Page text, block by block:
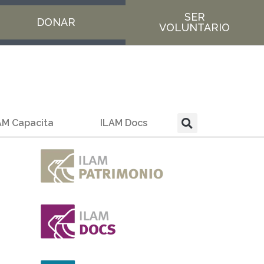
DONAR
SER
VOLUNTARIO
Capacita ILAM Docs